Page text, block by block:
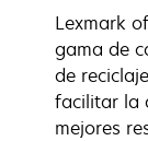
Lexmark
gama de
de
facilitar la
mejores